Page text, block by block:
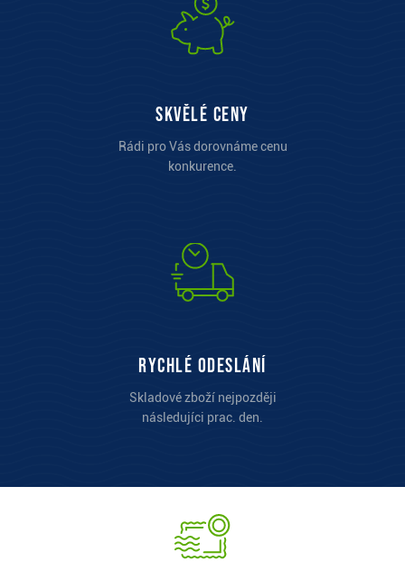
Skvělé ceny
Rádi pro Vás dorovnáme cenu
konkurence.
Rychlé odeslání
Skladové zboží nejpozději
následujíci prac. den.